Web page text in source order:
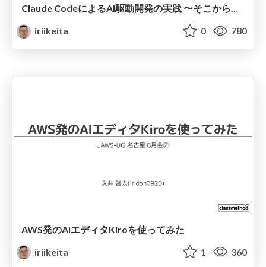
Claude CodeによるAI駆動開発の実践 〜そこから見えてきたこれからのプログラミング〜
iriikeita
0 780
AWS発のAIエディタKiroを使ってみた
iriikeita
1 360